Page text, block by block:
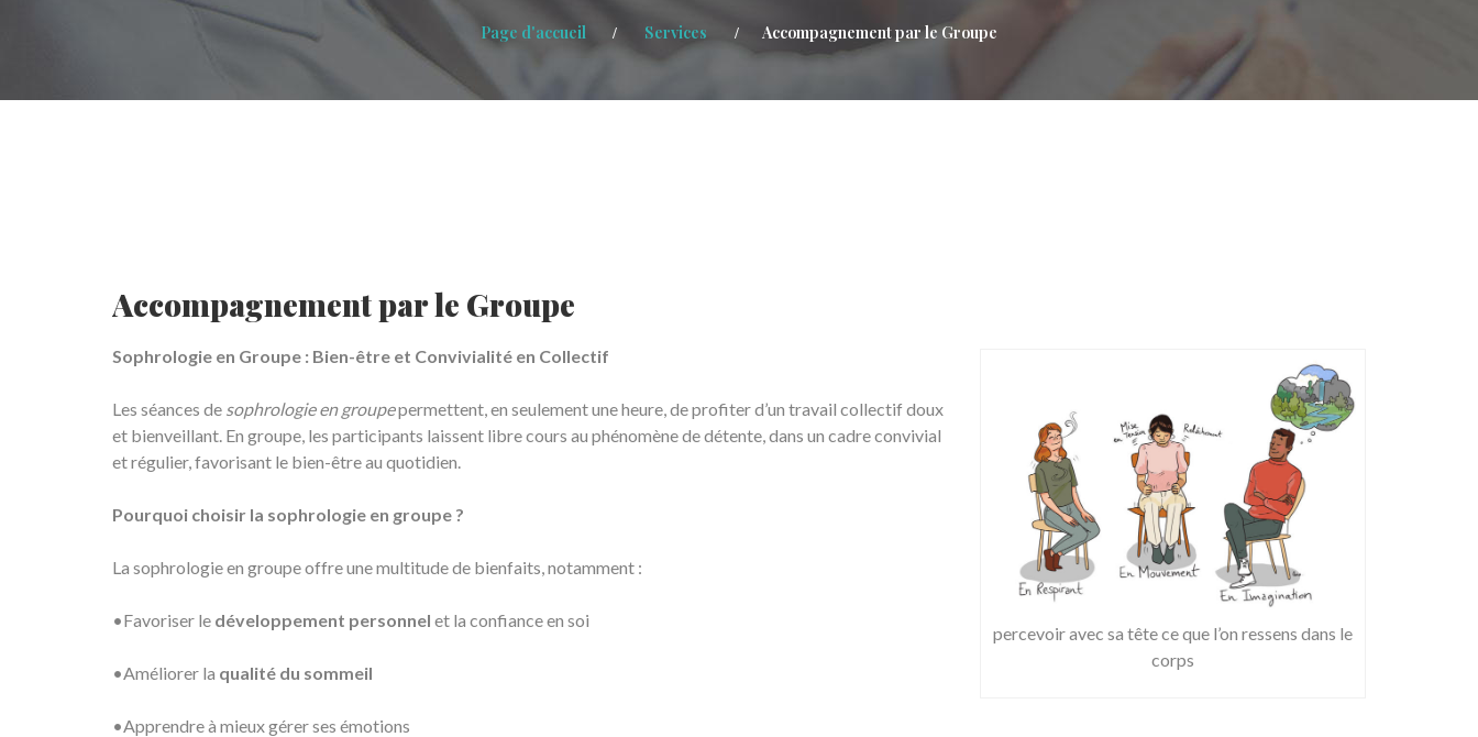
Page d'accueil Services Accompagnement par le Groupe
Accompagnement par le Groupe
percevoir avec sa tête ce que l’on ressens dans le
corps
Sophrologie en Groupe : Bien-être et Convivialité en Collectif
Les séances de sophrologie en groupepermettent, en seulement une heure, de profiter d’un travail collectif doux
et bienveillant. En groupe, les participants laissent libre cours au phénomène de détente, dans un cadre convivial
et régulier, favorisant le bien-être au quotidien.
Pourquoi choisir la sophrologie en groupe ?
La sophrologie en groupe offre une multitude de bienfaits, notamment :
•Favoriser le développement personnel et la confiance en soi
•Améliorer la qualité du sommeil
•Apprendre à mieux gérer ses émotions